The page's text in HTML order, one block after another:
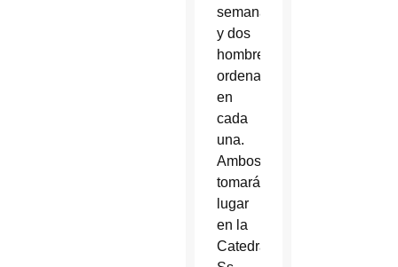
semana
y dos
hombres
ordenados
en
cada
una.
Ambos
tomarán
lugar
en la
Catedral